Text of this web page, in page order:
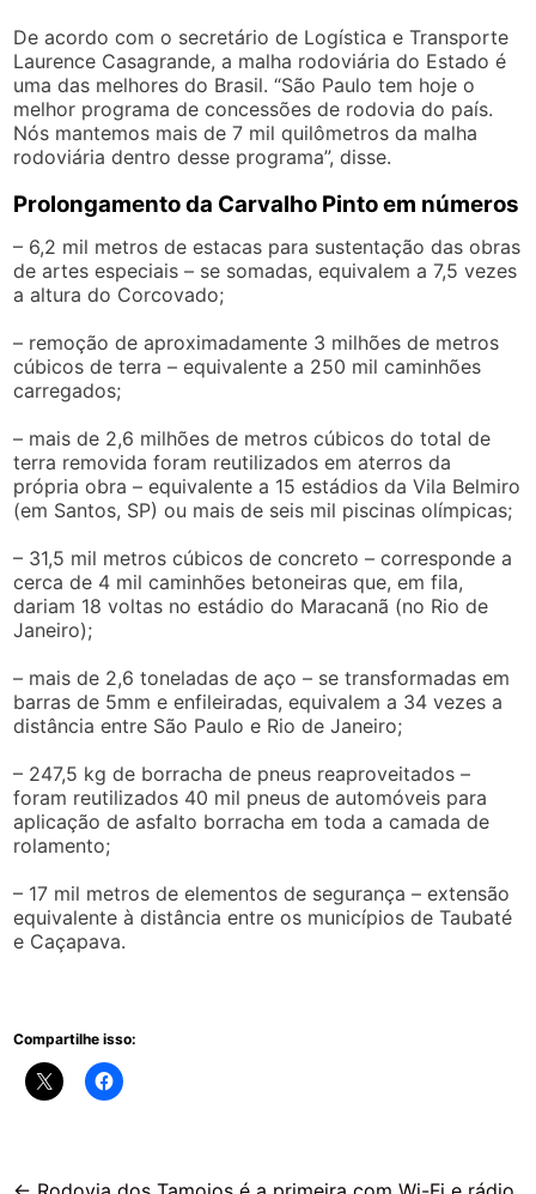
De acordo com o secretário de Logística e Transporte
Laurence Casagrande, a malha rodoviária do Estado é
uma das melhores do Brasil. “São Paulo tem hoje o
melhor programa de concessões de rodovia do país.
Nós mantemos mais de 7 mil quilômetros da malha
rodoviária dentro desse programa”, disse.
Prolongamento da Carvalho Pinto em números
– 6,2 mil metros de estacas para sustentação das obras
de artes especiais – se somadas, equivalem a 7,5 vezes
a altura do Corcovado;
– remoção de aproximadamente 3 milhões de metros
cúbicos de terra – equivalente a 250 mil caminhões
carregados;
– mais de 2,6 milhões de metros cúbicos do total de
terra removida foram reutilizados em aterros da
própria obra – equivalente a 15 estádios da Vila Belmiro
(em Santos, SP) ou mais de seis mil piscinas olímpicas;
– 31,5 mil metros cúbicos de concreto – corresponde a
cerca de 4 mil caminhões betoneiras que, em fila,
dariam 18 voltas no estádio do Maracanã (no Rio de
Janeiro);
– mais de 2,6 toneladas de aço – se transformadas em
barras de 5mm e enfileiradas, equivalem a 34 vezes a
distância entre São Paulo e Rio de Janeiro;
– 247,5 kg de borracha de pneus reaproveitados –
foram reutilizados 40 mil pneus de automóveis para
aplicação de asfalto borracha em toda a camada de
rolamento;
– 17 mil metros de elementos de segurança – extensão
equivalente à distância entre os municípios de Taubaté
e Caçapava.
Compartilhe isso: